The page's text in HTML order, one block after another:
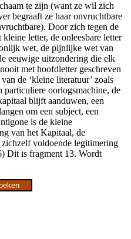
te zijn (want ze wil zich
begraaft ze haar onvruchtbare
Door zich tegen de
letter, de onleesbare letter
wet, de pijnlijke wet van
eeuwige uitzondering die elk
met hoofdletter geschreven
de ‘kleine literatuur’ zoals
particuliere oorlogsmachine, de
blijft aanduwen, een
om een subject, een
is de kleine
van het Kapitaal, de
voldoende legitimering
Dit is fragment 13. Wordt